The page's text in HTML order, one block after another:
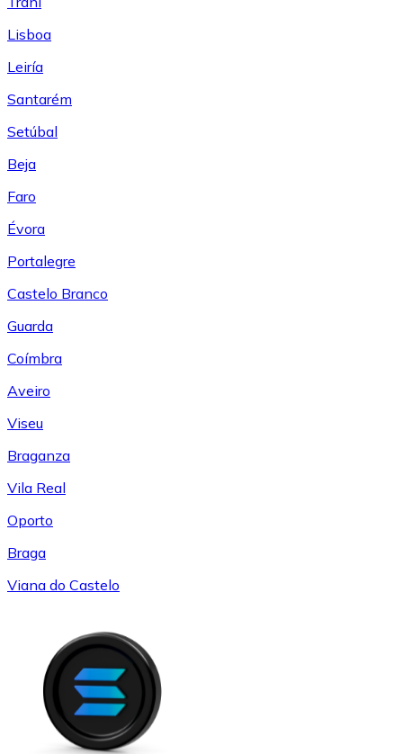
Lisboa
Leiría
Santarém
Setúbal
Beja
Faro
Évora
Portalegre
Castelo Branco
Guarda
Coímbra
Aveiro
Viseu
Braganza
Vila Real
Oporto
Braga
Viana do Castelo